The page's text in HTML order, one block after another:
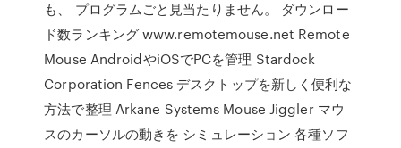
も、 プログラムごと見当たりません。 ダウンロー
ド数ランキング www.remotemouse.net Remote
Mouse AndroidやiOSでPCを管理 Stardock
Corporation Fences デスクトップを新しく便利な
方法で整理 Arkane Systems Mouse Jiggler マウ
スのカーソルの動きを シミュレーション 各種ソフ